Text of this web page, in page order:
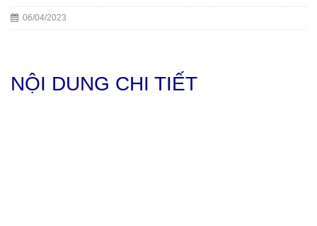
06/04/2023
NỘI DUNG CHI TIẾT